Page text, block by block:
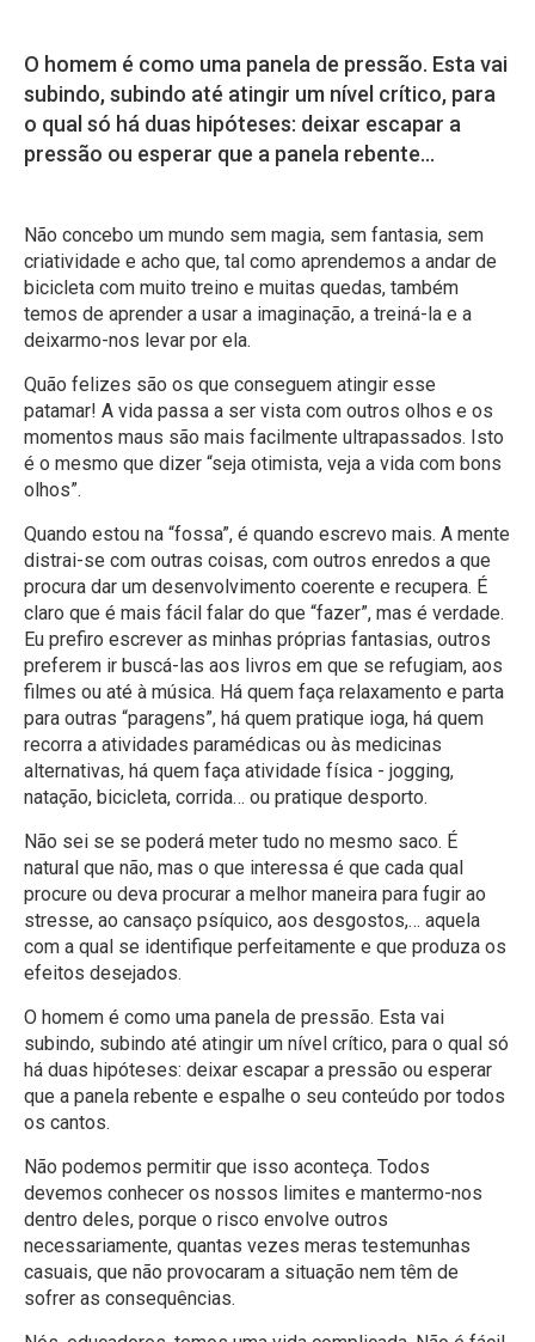
O homem é como uma panela de pressão. Esta vai
subindo, subindo até atingir um nível crítico, para
o qual só há duas hipóteses: deixar escapar a
pressão ou esperar que a panela rebente...
Não concebo um mundo sem magia, sem fantasia, sem
criatividade e acho que, tal como aprendemos a andar de
bicicleta com muito treino e muitas quedas, também
temos de aprender a usar a imaginação, a treiná-la e a
deixarmo-nos levar por ela.
Quão felizes são os que conseguem atingir esse
patamar! A vida passa a ser vista com outros olhos e os
momentos maus são mais facilmente ultrapassados. Isto
é o mesmo que dizer “seja otimista, veja a vida com bons
olhos”.
Quando estou na “fossa”, é quando escrevo mais. A mente
distrai-se com outras coisas, com outros enredos a que
procura dar um desenvolvimento coerente e recupera. É
claro que é mais fácil falar do que “fazer”, mas é verdade.
Eu prefiro escrever as minhas próprias fantasias, outros
preferem ir buscá-las aos livros em que se refugiam, aos
filmes ou até à música. Há quem faça relaxamento e parta
para outras “paragens”, há quem pratique ioga, há quem
recorra a atividades paramédicas ou às medicinas
alternativas, há quem faça atividade física - jogging,
natação, bicicleta, corrida… ou pratique desporto.
Não sei se se poderá meter tudo no mesmo saco. É
natural que não, mas o que interessa é que cada qual
procure ou deva procurar a melhor maneira para fugir ao
stresse, ao cansaço psíquico, aos desgostos,… aquela
com a qual se identifique perfeitamente e que produza os
efeitos desejados.
O homem é como uma panela de pressão. Esta vai
subindo, subindo até atingir um nível crítico, para o qual só
há duas hipóteses: deixar escapar a pressão ou esperar
que a panela rebente e espalhe o seu conteúdo por todos
os cantos.
Não podemos permitir que isso aconteça. Todos
devemos conhecer os nossos limites e mantermo-nos
dentro deles, porque o risco envolve outros
necessariamente, quantas vezes meras testemunhas
casuais, que não provocaram a situação nem têm de
sofrer as consequências.